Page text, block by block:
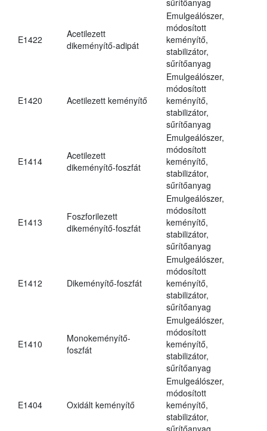
E1422
Acetilezett
dikeményítő-adipát
Emulgeálószer,
módosított
keményítő,
stabilizátor,
sűrítőanyag
E1420 Acetilezett keményítő
Emulgeálószer,
módosított
keményítő,
stabilizátor,
sűrítőanyag
E1414
Acetilezett
dikeményítő-foszfát
Emulgeálószer,
módosított
keményítő,
stabilizátor,
sűrítőanyag
E1413
Foszforilezett
dikeményítő-foszfát
Emulgeálószer,
módosított
keményítő,
stabilizátor,
sűrítőanyag
E1412 Dikeményítő-foszfát
Emulgeálószer,
módosított
keményítő,
stabilizátor,
sűrítőanyag
E1410
Monokeményítő-
foszfát
Emulgeálószer,
módosított
keményítő,
stabilizátor,
sűrítőanyag
E1404 Oxidált keményítő
Emulgeálószer,
módosított
keményítő,
stabilizátor,
sűrítőanyag